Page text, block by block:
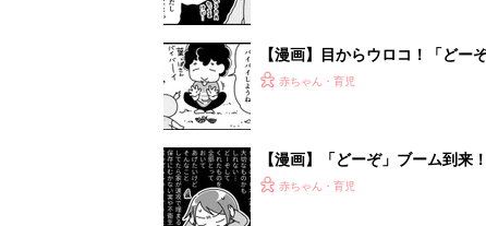
【漫画】目からウロコ！「ど
子育て ＃86』
赤ちゃん・育児
【漫画】「どーぞ」ブーム到
ふう子育て ＃85』
赤ちゃん・育児